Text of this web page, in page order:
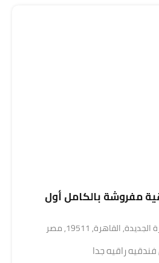
مفروشة بالكامل أول
القاهرة, 19511, مصر
راقيه جدا